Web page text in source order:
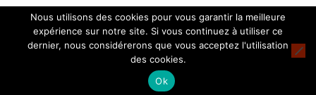
Nous utilisons des cookies pour vous garantir la meilleure
expérience sur notre site. Si vous continuez à utiliser ce
dernier, nous considérerons que vous acceptez l'utilisation
des cookies.
Ok